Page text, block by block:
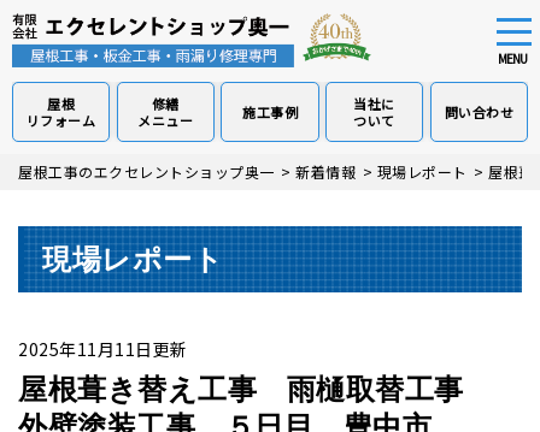
Skip
content
MENU
屋根
リフォーム
修繕
メニュー
施工事例
当社に
ついて
問い合わせ
屋根工事のエクセレントショップ奥一 > 新着情報 > 現場レポート > 屋根
現場レポート
2025年11月11日更新
屋根葺き替え工事 雨樋取替工事